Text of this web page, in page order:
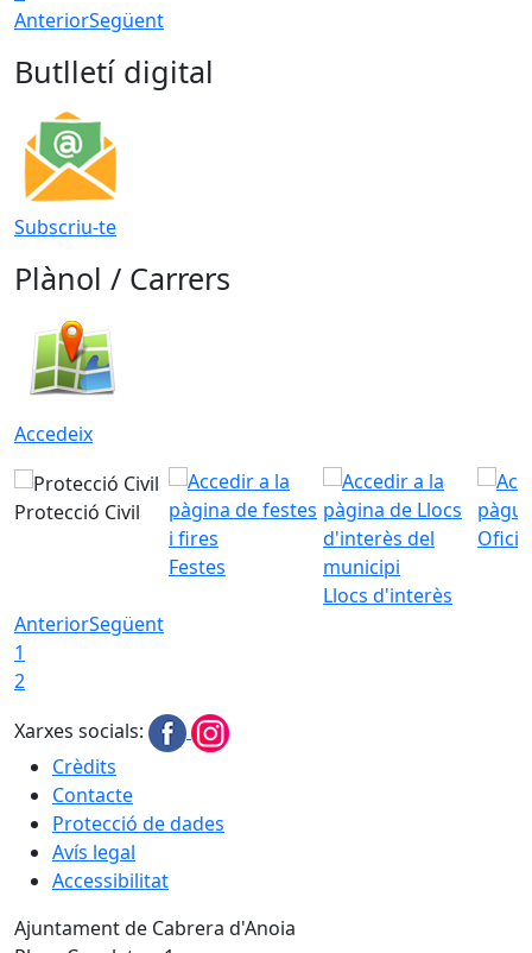
AnteriorSegüent
Butlletí digital
Subscriu-te
Plànol / Carrers
Accedeix
Protecció Civil
Festes
Llocs d'interès
AnteriorSegüent
1
2
Xarxes socials:
Crèdits
Contacte
Protecció de dades
Avís legal
Accessibilitat
Ajuntament de Cabrera d'Anoia